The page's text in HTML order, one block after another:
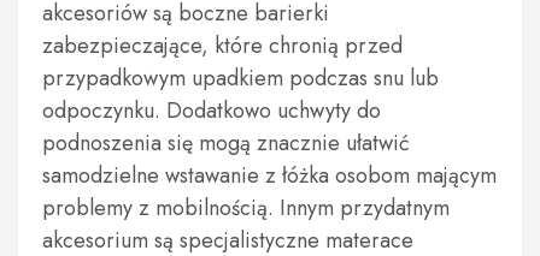
akcesoriów są boczne barierki
zabezpieczające, które chronią przed
przypadkowym upadkiem podczas snu lub
odpoczynku. Dodatkowo uchwyty do
podnoszenia się mogą znacznie ułatwić
samodzielne wstawanie z łóżka osobom mającym
problemy z mobilnością. Innym przydatnym
akcesorium są specjalistyczne materace